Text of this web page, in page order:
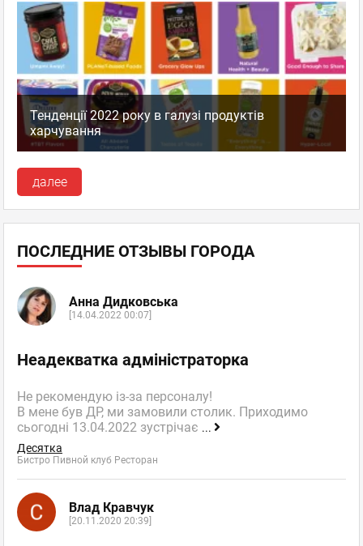
Тенденції 2022 року в галузі продуктів
харчування
далее
ПОСЛЕДНИЕ ОТЗЫВЫ ГОРОДА
Анна Дидковська
[14.04.2022 00:07]
Неадекватка адміністраторка
Не рекомендую із-за персоналу!
В мене був ДР, ми замовили столик. Приходимо
сьогодні 13.04.2022 зустрічає ...
Десятка
Бистро Пивной клуб Ресторан
Влад Кравчук
[20.11.2020 20:39]